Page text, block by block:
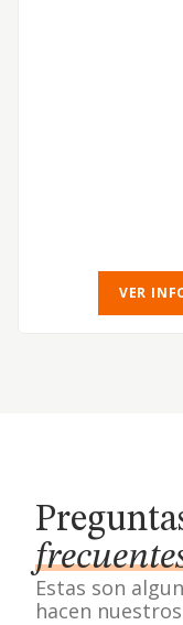
VER
Estas son
hacen